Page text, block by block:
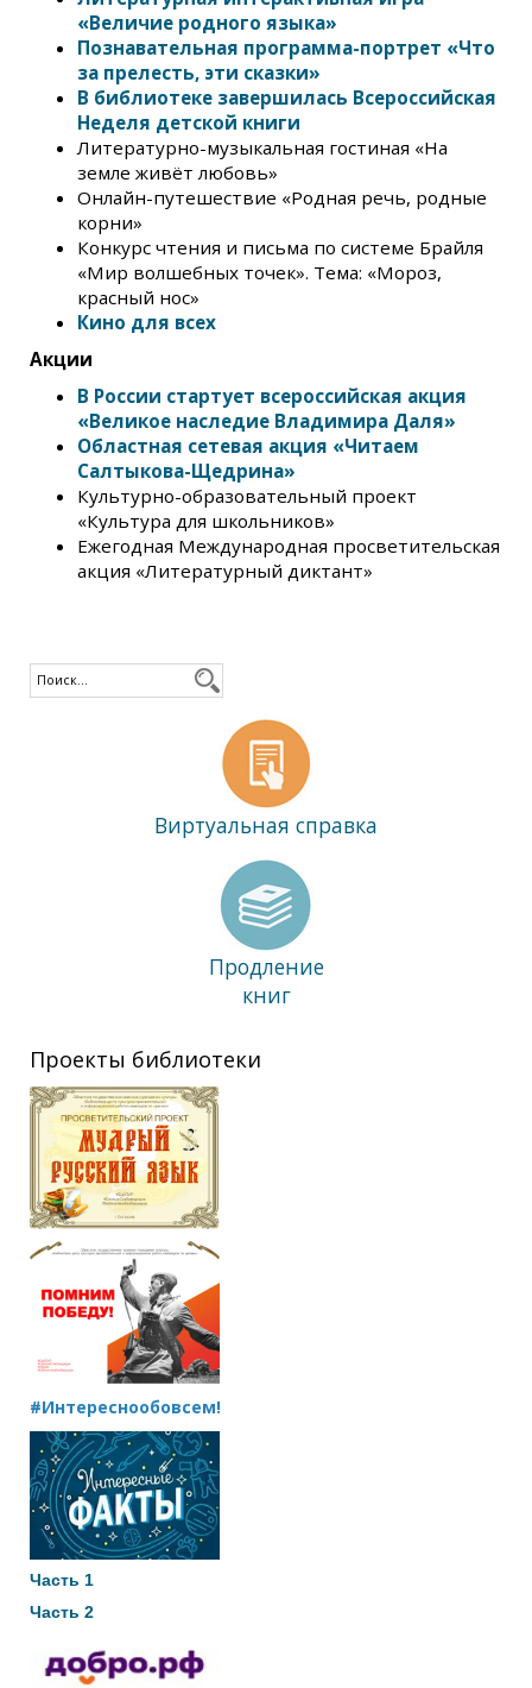
«Величие родного языка»
Познавательная программа-портрет «Что
за прелесть, эти сказки»
В библиотеке завершилась Всероссийская
Неделя детской книги
Литературно-музыкальная гостиная «На
земле живёт любовь»
Онлайн-путешествие «Родная речь, родные
корни»
Конкурс чтения и письма по системе Брайля
«Мир волшебных точек». Тема: «Мороз,
красный нос»
Кино для всех
Акции
В России стартует всероссийская акция
«Великое наследие Владимира Даля»
Областная сетевая акция «Читаем
Салтыкова-Щедрина»
Культурно-образовательный проект
«Культура для школьников»
Ежегодная Международная просветительская
акция «Литературный диктант»
Виртуальная справка
Продление
книг
Проекты библиотеки
#Интереснообовсем!
Часть 1
Часть 2